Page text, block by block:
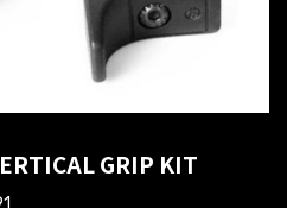
GRIP KIT